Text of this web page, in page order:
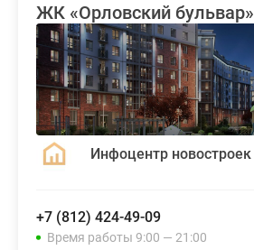
ЖК «Орловский бульвар»
Инфоцентр новостроек
+7 (812) 424-49-09
Время работы 9:00 — 21:00